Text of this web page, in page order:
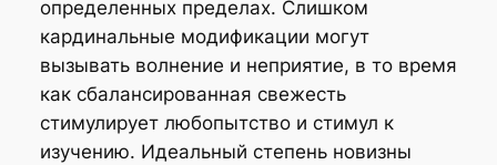
определенных пределах. Слишком
кардинальные модификации могут
вызывать волнение и неприятие, в то время
как сбалансированная свежесть
стимулирует любопытство и стимул к
изучению. Идеальный степень новизны